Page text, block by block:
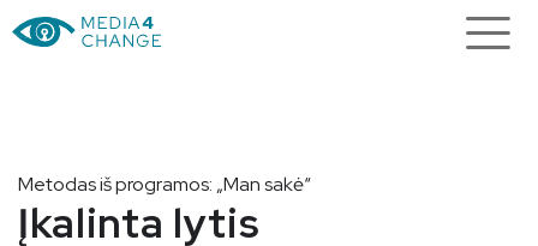
Metodas iš programos: „Man sakė“
Įkalinta lytis